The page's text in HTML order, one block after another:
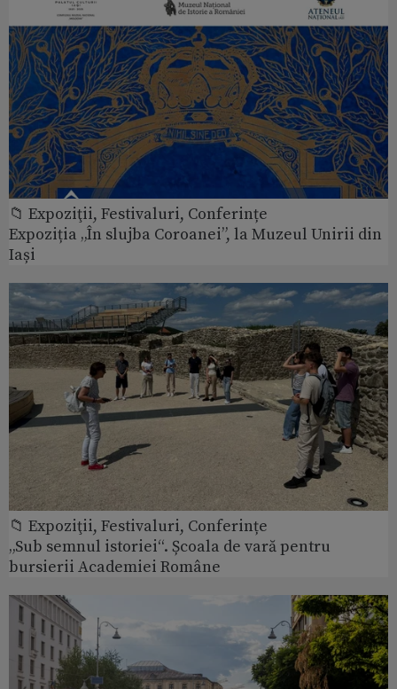
📁 Expoziţii, Festivaluri, Conferințe
Expoziția „În slujba Coroanei”, la Muzeul Unirii din
Iași
📁 Expoziţii, Festivaluri, Conferințe
„Sub semnul istoriei“. Școala de vară pentru
bursierii Academiei Române